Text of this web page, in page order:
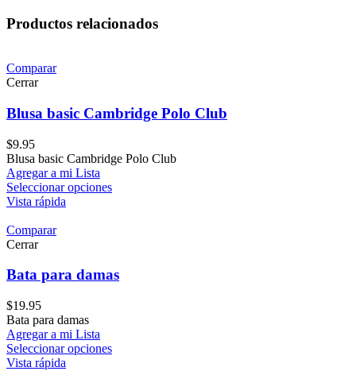
Productos relacionados
Comparar
Cerrar
Blusa basic Cambridge Polo Club
$9.95
Blusa basic Cambridge Polo Club
Agregar a mi Lista
Seleccionar opciones
Vista rápida
Comparar
Cerrar
Bata para damas
$19.95
Bata para damas
Agregar a mi Lista
Seleccionar opciones
Vista rápida